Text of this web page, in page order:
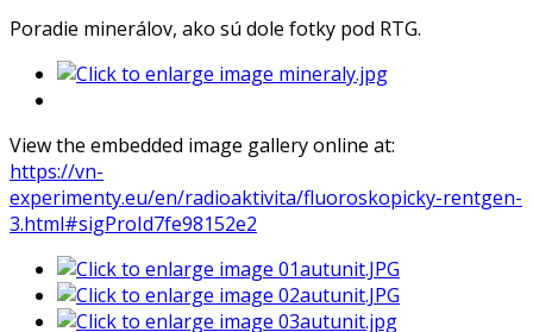
Poradie minerálov, ako sú dole fotky pod RTG.
View the embedded image gallery online at:
https://vn-
experimenty.eu/en/radioaktivita/fluoroskopicky-rentgen-
3.html#sigProId7fe98152e2